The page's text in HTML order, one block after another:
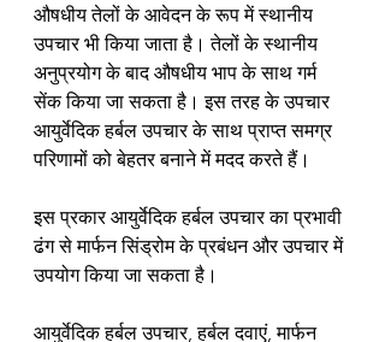
औषधीय तेलों के आवेदन के रूप में स्थानीय
उपचार भी किया जाता है। तेलों के स्थानीय
अनुप्रयोग के बाद औषधीय भाप के साथ गर्म
सेंक किया जा सकता है। इस तरह के उपचार
आयुर्वेदिक हर्बल उपचार के साथ प्राप्त समग्र
परिणामों को बेहतर बनाने में मदद करते हैं।
इस प्रकार आयुर्वेदिक हर्बल उपचार का प्रभावी
ढंग से मार्फन सिंड्रोम के प्रबंधन और उपचार में
उपयोग किया जा सकता है।
आयुर्वेदिक हर्बल उपचार, हर्बल दवाएं, मार्फन